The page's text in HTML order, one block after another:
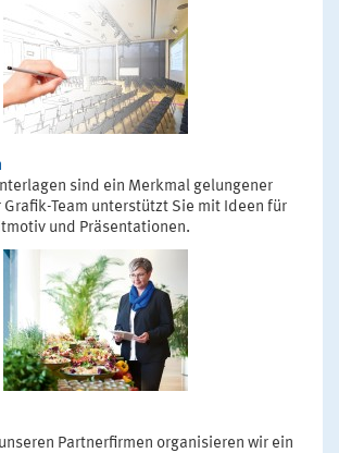
sind ein Merkmal gelungener
Grafik-Team unterstützt Sie mit Ideen für
und Präsentationen.
Partnerfirmen organisieren wir ein